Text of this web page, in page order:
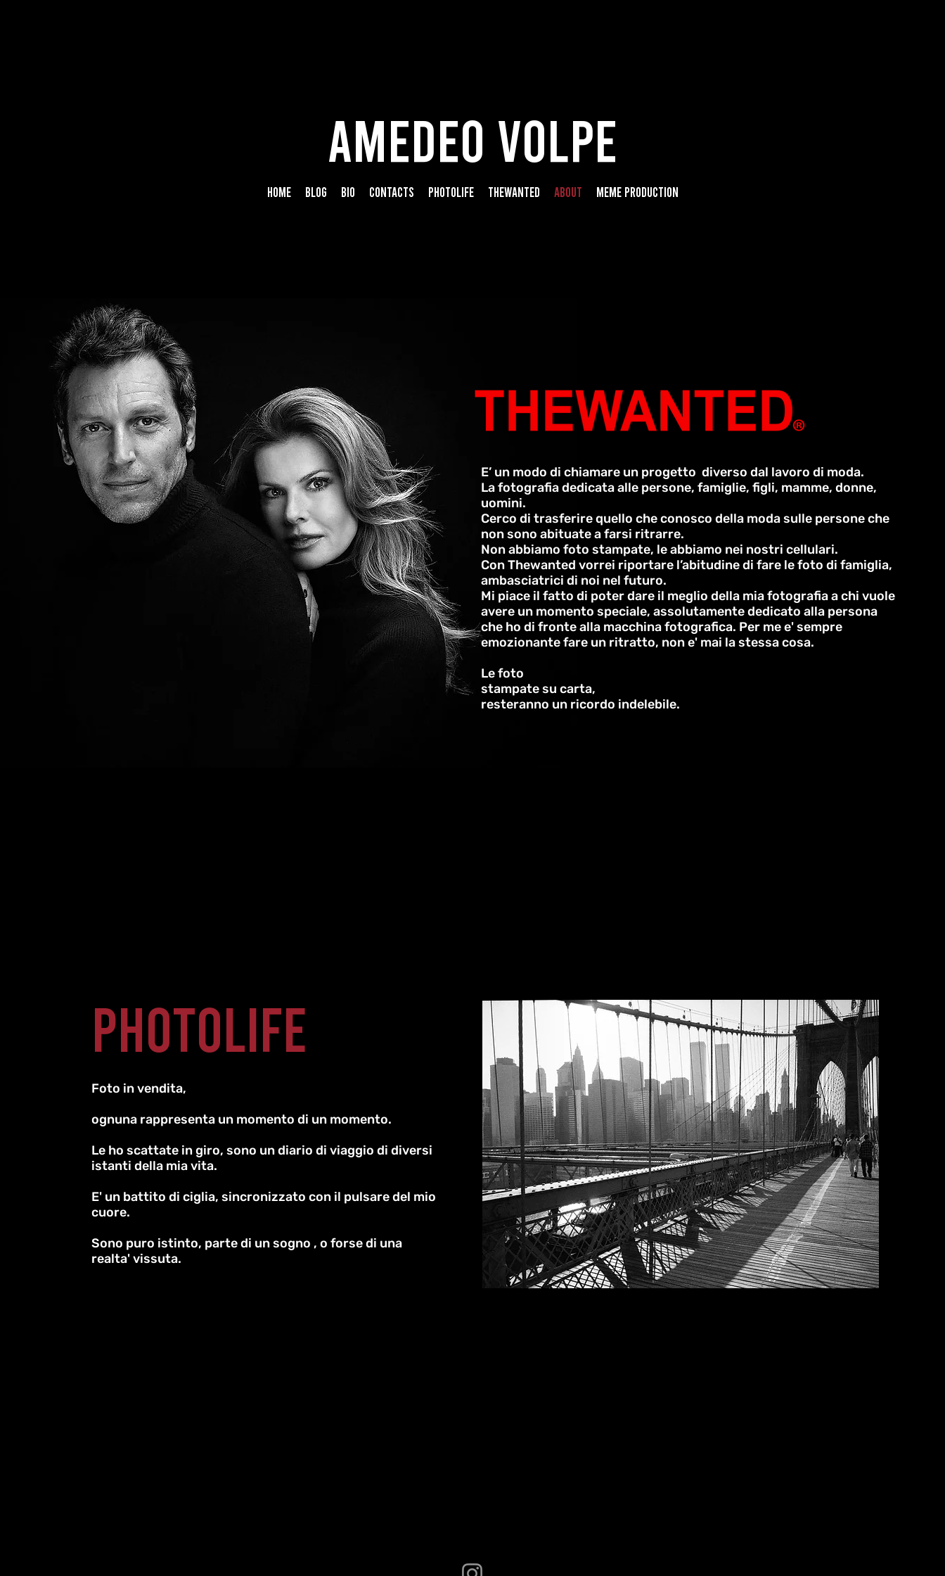
AMEDEO VOLPE
HOME BLOG BIO CONTACTS PHOTOLIFE THEWANTED ABOUT MEME PRODUCTION
E’ un modo di chiamare un progetto diverso dal lavoro di moda.
La fotografia dedicata alle persone, famiglie, figli, mamme, donne,
uomini.
Cerco di trasferire quello che conosco della moda sulle persone che
non sono abituate a farsi ritrarre.
Non abbiamo foto stampate, le abbiamo nei nostri cellulari.
Con Thewanted vorrei riportare l’abitudine di fare le foto di famiglia,
ambasciatrici di noi nel futuro.
Mi piace il fatto di poter dare il meglio della mia fotografia a chi vuole
avere un momento speciale, assolutamente dedicato alla persona
che ho di fronte alla macchina fotografica. Per me e' sempre
emozionante fare un ritratto, non e' mai la stessa cosa.
Le foto
stampate su carta,
resteranno un ricordo indelebile.
photolife
Foto in vendita,
ognuna rappresenta un momento di un momento.
Le ho scattate in giro, sono un diario di viaggio di diversi
istanti della mia vita.
E' un battito di ciglia, sincronizzato con il pulsare del mio
cuore.
Sono puro istinto, parte di un sogno , o forse di una
realta' vissuta.